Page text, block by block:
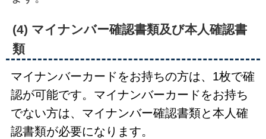
(4) マイナンバー確認書類及び本人確認書
類
マイナンバーカードをお持ちの方は、1枚で確
認が可能です。マイナンバーカードをお持ち
でない方は、マイナンバー確認書類と本人確
認書類が必要になります。